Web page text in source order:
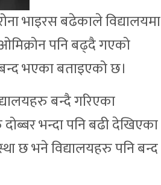
भाइरस बढेकाले विद्यालयमा
पनि बढ्दै गएको
बन्द भएका बताइएको छ।
बन्दै गरिएका
भन्दा पनि बढी देखिएका
छ भने विद्यालयहरु पनि बन्द